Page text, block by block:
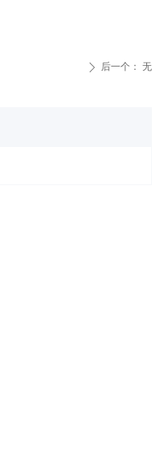
ꄲ 后一个： 无